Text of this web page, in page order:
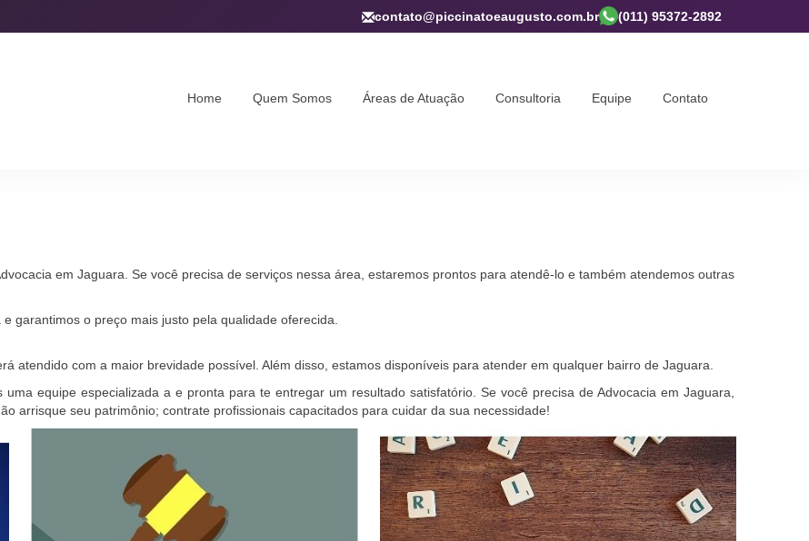
contato@piccinatoeaugusto.com.br (011) 95372-2892
Home Quem Somos Áreas de Atuação Consultoria Equipe Contato
em Jaguara. Se você precisa de serviços nessa área, estaremos prontos para atendê-lo e também atendemos outras
garantimos o preço mais justo pela qualidade oferecida.
atendido com a maior brevidade possível. Além disso, estamos disponíveis para atender em qualquer bairro de Jaguara.
equipe especializada a e pronta para te entregar um resultado satisfatório. Se você precisa de Advocacia em Jaguara,
arrisque seu patrimônio; contrate profissionais capacitados para cuidar da sua necessidade!